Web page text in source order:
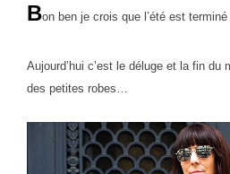
Bon ben je crois que l’été est terminé
Aujourd’hui c’est le déluge et la fin du
des petites robes…